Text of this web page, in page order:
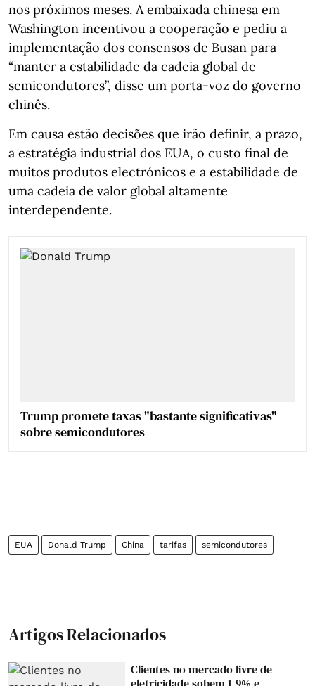
nos próximos meses. A embaixada chinesa em
Washington incentivou a cooperação e pediu a
implementação dos consensos de Busan para
“manter a estabilidade da cadeia global de
semicondutores”, disse um porta‑voz do governo
chinês.
Em causa estão decisões que irão definir, a prazo,
a estratégia industrial dos EUA, o custo final de
muitos produtos electrónicos e a estabilidade de
uma cadeia de valor global altamente
interdependente.
Trump promete taxas "bastante significativas"
sobre semicondutores
EUA Donald Trump China tarifas semicondutores
Artigos Relacionados
Clientes no mercado livre de